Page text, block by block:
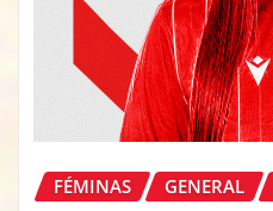
FÉMINAS GENERAL